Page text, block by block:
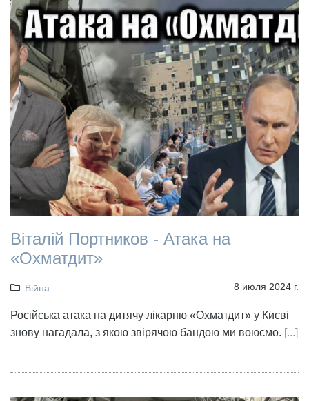
Віталій Портников - Атака на
«Охматдит»
Війна 8 июля 2024 г.
Російська атака на дитячу лікарню «Охматдит» у Києві
знову нагадала, з якою звірячою бандою ми воюємо. [...]